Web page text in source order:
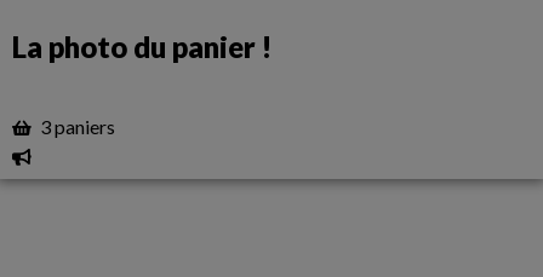
La photo du panier !
3 paniers